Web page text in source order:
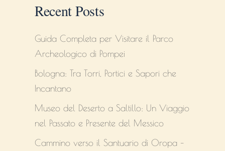
Recent Posts
Guida Completa per Visitare il Parco
Archeologico di Pompei
Bologna: Tra Torri, Portici e Sapori che
Incantano
Museo del Deserto a Saltillo: Un Viaggio
nel Passato e Presente del Messico
Cammino verso il Santuario di Oropa –